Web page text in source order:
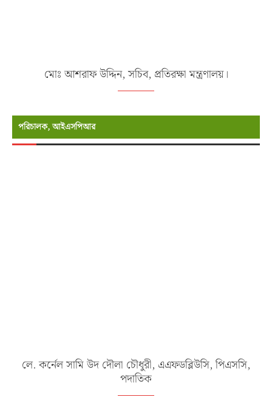
মোঃ আশরাফ উদ্দিন, সচিব, প্রতিরক্ষা মন্ত্রণালয়।
পরিচালক, আইএসপিআর
লে. কর্নেল সামি উদ দৌলা চৌধুরী, এএফডব্লিউসি, পিএসসি,
পদাতিক